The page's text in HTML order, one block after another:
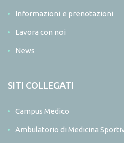
Informazioni e prenotazioni
Lavora con noi
News
SITI COLLEGATI
Campus Medico
Ambulatorio di Medicina